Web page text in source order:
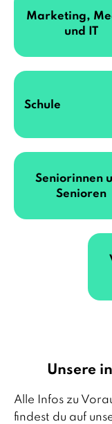
Marketing,
und IT
Schule
Seniorinnen
Senioren
Unsere
Alle Infos zu
findest du auf